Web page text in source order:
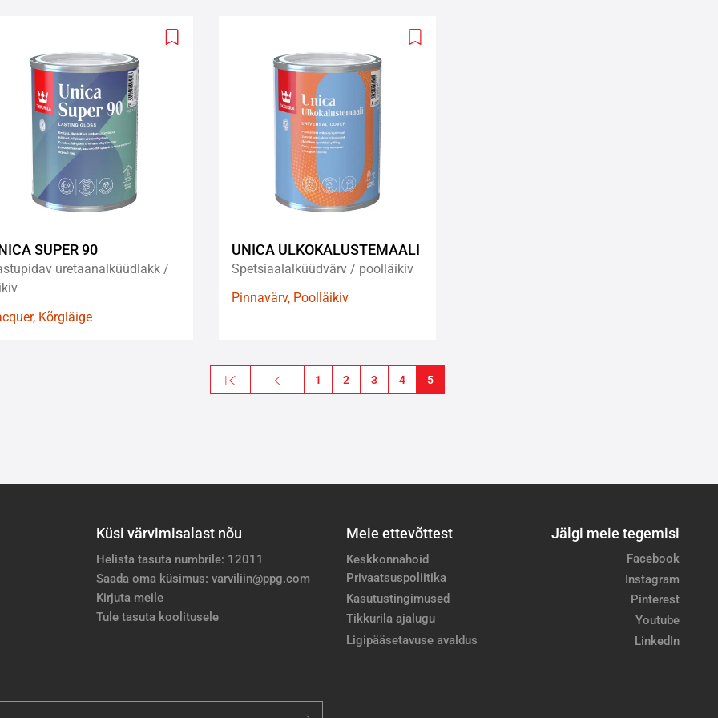
Add
SUPER 90
uretaanalküüdlakk /
Kõrgläige
Add
UNICA ULKOKALUSTEMAALI
Spetsiaalalküüdvärv / poolläikiv
Pinnavärv, Poolläikiv
« First
Esimene leht
Previous
Eelmine leht
1 2 3 4 5
Küsi värvimisalast nõu
Helista tasuta numbrile: 12011
Saada oma küsimus: varviliin@ppg.com
Kirjuta meile
Tule tasuta koolitusele
Meie ettevõttest
Keskkonnahoid
Privaatsuspoliitika
Kasutustingimused
Tikkurila ajalugu
Ligipääsetavuse avaldus
Jälgi meie tegemisi
Facebook
Instagram
Pinterest
Youtube
LinkedIn